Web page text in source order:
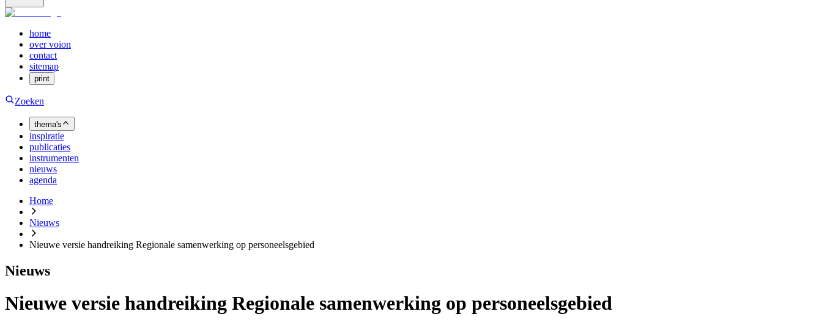
home
over voion
contact
sitemap
print
Zoeken
thema's
inspiratie
publicaties
instrumenten
nieuws
agenda
Home
Nieuws
Nieuwe versie handreiking Regionale samenwerking op personeelsgebied
Nieuws
Nieuwe versie handreiking Regionale samenwerking op personeelsgebied